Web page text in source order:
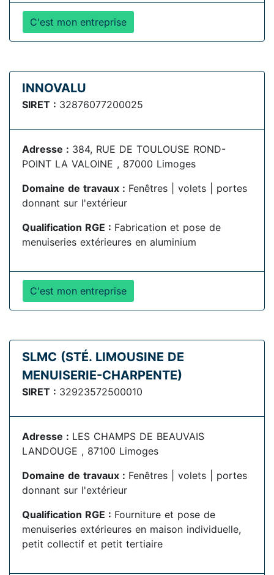
C'est mon entreprise
INNOVALU
SIRET : 32876077200025
Adresse : 384, RUE DE TOULOUSE ROND-
POINT LA VALOINE , 87000 Limoges
Domaine de travaux : Fenêtres | volets | portes
donnant sur l'extérieur
Qualification RGE : Fabrication et pose de
menuiseries extérieures en aluminium
C'est mon entreprise
SLMC (STÉ. LIMOUSINE DE
MENUISERIE-CHARPENTE)
SIRET : 32923572500010
Adresse : LES CHAMPS DE BEAUVAIS
LANDOUGE , 87100 Limoges
Domaine de travaux : Fenêtres | volets | portes
donnant sur l'extérieur
Qualification RGE : Fourniture et pose de
menuiseries extérieures en maison individuelle,
petit collectif et petit tertiaire